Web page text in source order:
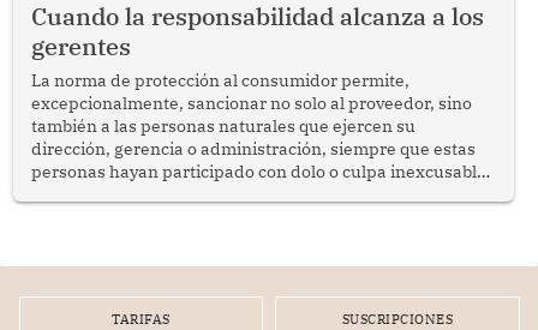
Cuando la responsabilidad alcanza a los
gerentes
La norma de protección al consumidor permite,
excepcionalmente, sancionar no solo al proveedor, sino
también a las personas naturales que ejercen su
dirección, gerencia o administración, siempre que estas
personas hayan participado con dolo o culpa inexcusable
por la frustrada realización de un meet and greet con
TARIFAS SUSCRIPCIONES